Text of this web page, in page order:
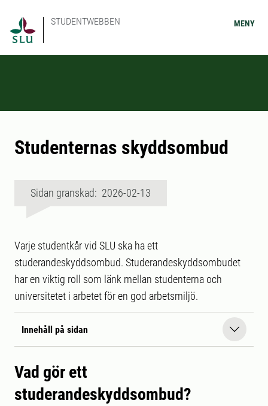
STUDENTWEBBEN MENY
Studenternas skyddsombud
Sidan granskad: 2026-02-13
Varje studentkår vid SLU ska ha ett
studerandeskyddsombud. Studerandeskyddsombudet
har en viktig roll som länk mellan studenterna och
universitetet i arbetet för en god arbetsmiljö.
Innehåll på sidan
Vad gör ett
studerandeskyddsombud?